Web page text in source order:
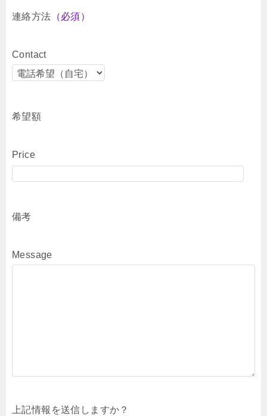
連絡方法 （必須）
Contact
希望額
Price
備考
Message
上記情報を送信しますか？